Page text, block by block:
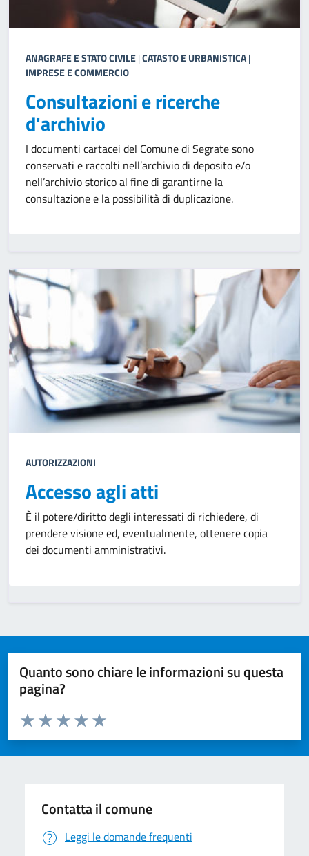
ANAGRAFE E STATO CIVILE|CATASTO E URBANISTICA|
IMPRESE E COMMERCIO
Consultazioni e ricerche
d'archivio
I documenti cartacei del Comune di Segrate sono
conservati e raccolti nell’archivio di deposito e/o
nell’archivio storico al fine di garantirne la
consultazione e la possibilità di duplicazione.
AUTORIZZAZIONI
Accesso agli atti
È il potere/diritto degli interessati di richiedere, di
prendere visione ed, eventualmente, ottenere copia
dei documenti amministrativi.
Quanto sono chiare le informazioni su questa
pagina?
Valuta da 1 a 5 stelle la pagina
Valuta 5 stelle su 5
Valuta 4 stelle su 5
Valuta 3 stelle su 5
Valuta 2 stelle su 5
Valuta 1 stelle su 5
Contatta il comune
Leggi le domande frequenti